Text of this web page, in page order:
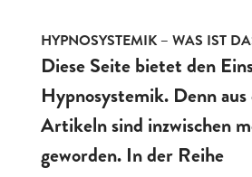
HYPNOSYSTEMIK – WAS IST
Diese Seite bietet den
Hypnosystemik. Denn aus
Artikeln sind inzwischen
geworden. In der Reihe